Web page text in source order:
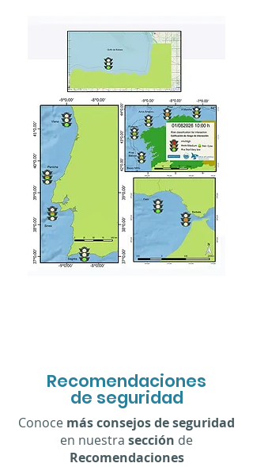
Recomendaciones
de seguridad
Conoce más consejos de seguridad
en nuestra sección de
Recomendaciones